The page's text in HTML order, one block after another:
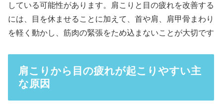
している可能性があります。肩こりと目の疲れを改善する
には、目を休ませることに加えて、首や肩、肩甲骨まわり
を軽く動かし、筋肉の緊張をため込まないことが大切です
肩こりから目の疲れが起こりやすい主
な原因